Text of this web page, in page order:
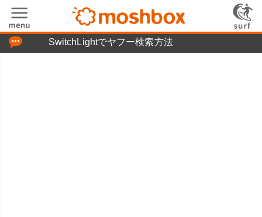
SwitchLightでヤフー検索方法
「つぶやき」の使い方